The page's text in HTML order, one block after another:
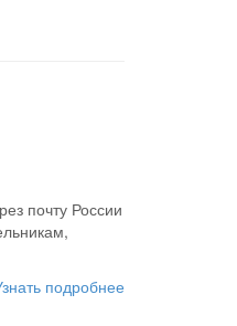
почту России
подробнее